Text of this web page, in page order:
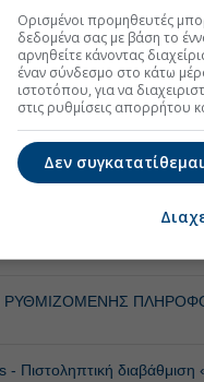
ΑΕΕΑΠ η Eurobank Equities
των 1,025 εκατ. νέων
ευρώ λόγω
(30/07/2026)
ΡΥΘΜΙΖΟΜΕΝΗΣ
Ορισμένοι προμηθευτές
δεδομένα σας με βάση το
αρνηθείτε κάνοντας
έναν σύνδεσμο στο κάτω
ιστοτόπου, για να
στις ρυθμίσεις απορρήτου
Δεν συγκατατίθεμαι